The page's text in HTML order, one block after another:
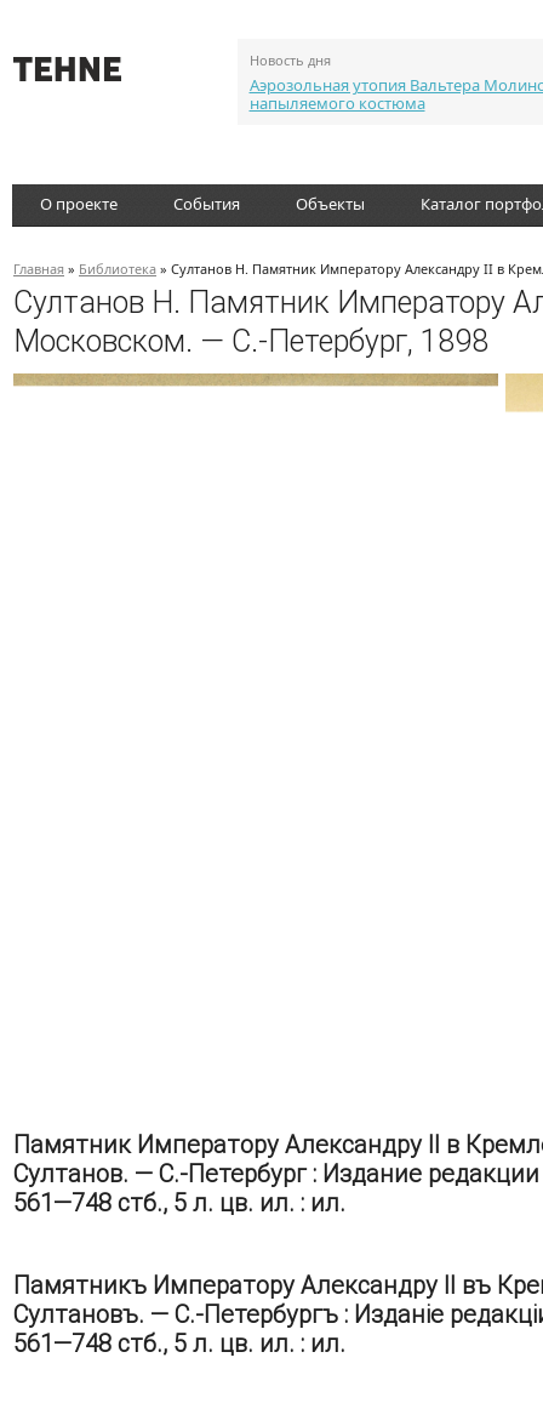
Новость дня
Аэрозольная утопия Вальтера
напыляемого костюма
О проекте События Объекты Каталог
Главная » Библиотека » Султанов Н. Памятник Императору Александру II в
Султанов Н. Памятник Императору
Московском. — С.-Петербург, 1898
Памятник Императору Александру II в
Султанов. — С.-Петербург : Издание
561—748 стб., 5 л. цв. ил. : ил.
Памятникъ Императору Александру II въ
Султановъ. — С.-Петербургъ : Изданіе
561—748 стб., 5 л. цв. ил. : ил.